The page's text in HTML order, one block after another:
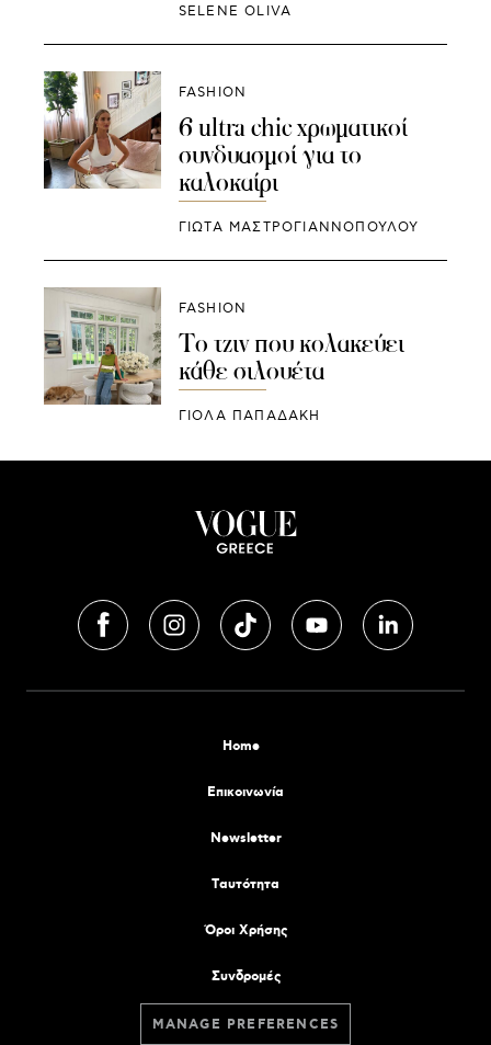
SELENE OLIVA
FASHION
6 ultra chic χρωματικοί
συνδυασμοί για το
καλοκαίρι
ΓΙΩΤΑ ΜΑΣΤΡΟΓΙΑΝΝΟΠΟΥΛΟΥ
FASHION
Το τζιν που κολακεύει
κάθε σιλουέτα
ΓΙΌΛΑ ΠΑΠΑΔΆΚΗ
Home
Επικοινωνία
Newsletter
Tαυτότητα
Όροι Χρήσης
Συνδρομές
MANAGE PREFERENCES